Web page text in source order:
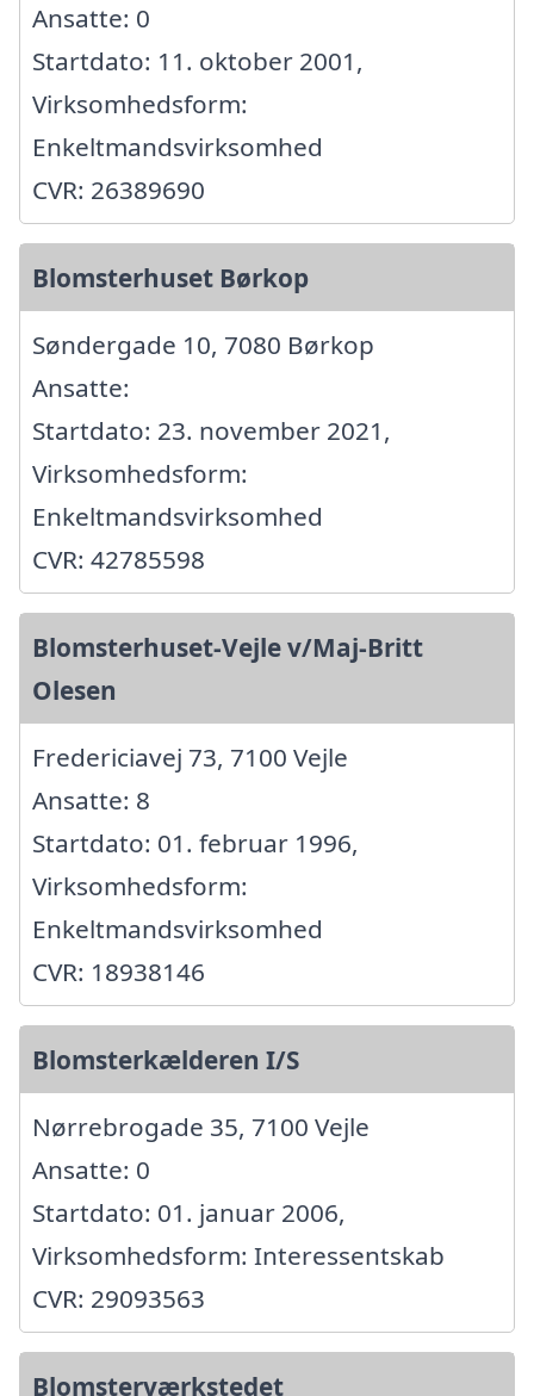
Ansatte: 0
Startdato: 11. oktober 2001,
Virksomhedsform:
Enkeltmandsvirksomhed
CVR: 26389690
Blomsterhuset Børkop
Søndergade 10, 7080 Børkop
Ansatte:
Startdato: 23. november 2021,
Virksomhedsform:
Enkeltmandsvirksomhed
CVR: 42785598
Blomsterhuset-Vejle v/Maj-Britt
Olesen
Fredericiavej 73, 7100 Vejle
Ansatte: 8
Startdato: 01. februar 1996,
Virksomhedsform:
Enkeltmandsvirksomhed
CVR: 18938146
Blomsterkælderen I/S
Nørrebrogade 35, 7100 Vejle
Ansatte: 0
Startdato: 01. januar 2006,
Virksomhedsform: Interessentskab
CVR: 29093563
Blomsterværkstedet